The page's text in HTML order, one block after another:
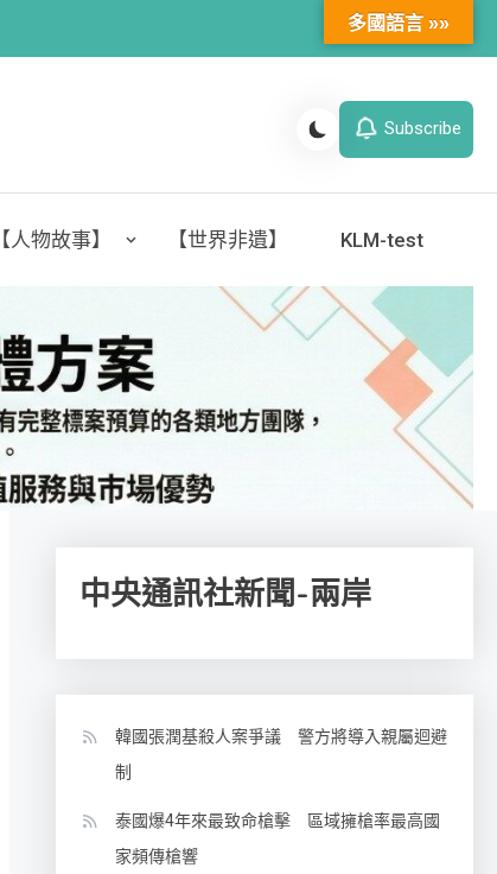
Subscribe
【人物故事】 【世界非遺】 KLM-test
中央通訊社新聞-兩岸
韓國張潤基殺人案爭議 警方將導入親屬迴避
制
泰國爆4年來最致命槍擊 區域擁槍率最高國
家頻傳槍響
多國語言 »»